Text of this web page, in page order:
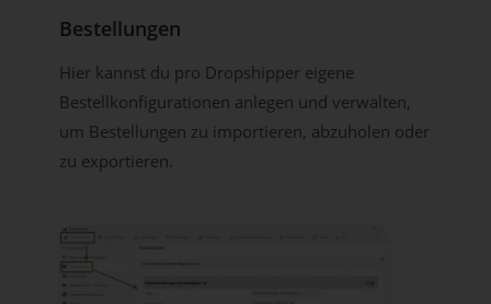
Bestellungen
Hier kannst du pro Dropshipper eigene
Bestellkonfigurationen anlegen und verwalten,
um Bestellungen zu importieren, abzuholen oder
zu exportieren.